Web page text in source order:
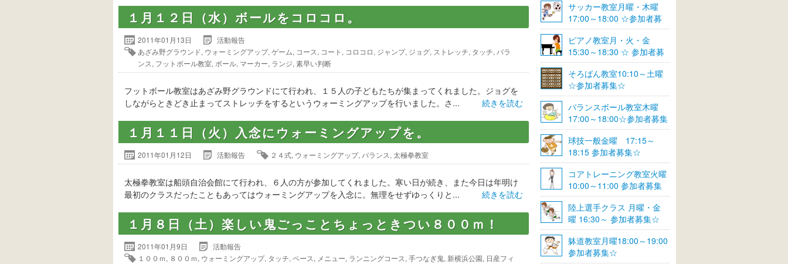
１月１２日（水）ボールをコロコロ。
2011年01月13日
活動報告
あざみ野グラウンド, ウォーミングアップ, ゲーム, コース, コート , コロコロ, ジャンプ, ジョグ, ストレッチ, タッチ, バラ
ンス, フットボール教室, ボール, マーカー, ランジ, 素早い判断
フットボール教室はあざみ野グラウンドにて行われ、１５人の子どもたちが集まってくれました。ジョグを
しながらときどき止まってストレッチをするというウォーミングアップを行いました。さ...
続きを読む
１月１１日（火）入念にウォーミングアップを。
2011年01月12日 活動報告 ２４式, ウォーミングアップ, バランス, 太極拳教室
太極拳教室は船頭自治会館にて行われ、６人の方が参加してくれました。寒い日が続き、また今日は年明け
最初のクラスだったこともあってはウォーミングアップを入念に。無理をせずゆっくりと...
続きを読む
１月８日（土）楽しい鬼ごっことちょっときつい８００ｍ！
2011年01月9日
活動報告
１００ｍ, ８００ｍ, ウォーミングアップ, タッチ, ペース, メニュー, ランニングコース, 手つなぎ鬼, 新横浜公園, 日産フィ
サッカー教室月曜・木曜
17:00～18:00 ☆参加者募
集☆
ピアノ教室月・火・金
15:30～18:30 ☆ 参加者募
集☆
そろばん教室10:10～土曜
☆参加者募集☆
バランスボール教室木曜
17:00～18:00☆参加者募集
☆
球技一般金曜 17:15～
18:15 参加者募集☆
コアトレーニング教室火曜
10:00～11:00 参加者募集
陸上選手クラス 月曜・金
曜 16:30～ 参加者募集☆
躰道教室月曜18:00～19:00
参加者募集☆